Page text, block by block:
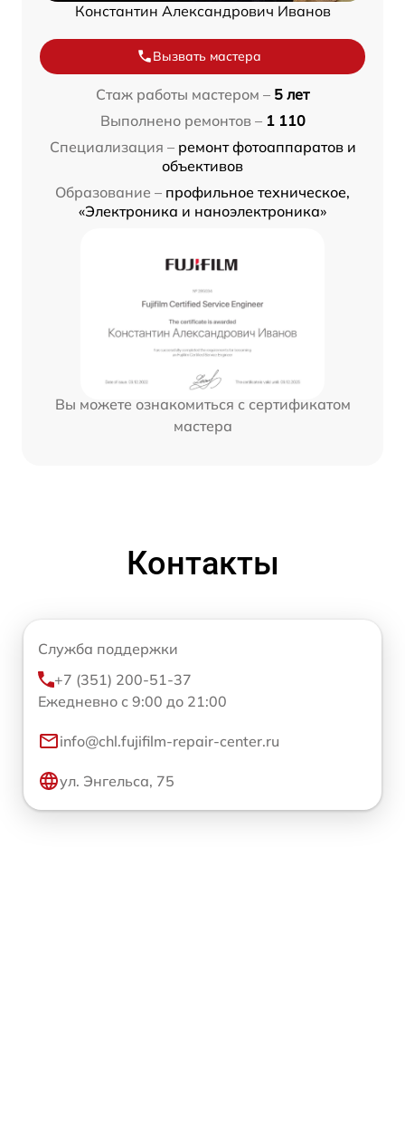
Константин Александрович Иванов
Вызвать мастера
Стаж работы мастером – 5 лет
Выполнено ремонтов – 1 110
Специализация – ремонт фотоаппаратов и
объективов
Образование – профильное техническое,
«Электроника и наноэлектроника»
Вы можете ознакомиться с сертификатом
мастера
Контакты
Служба поддержки
+7 (351) 200-51-37
Ежедневно с 9:00 до 21:00
info@chl.fujifilm-repair-center.ru
ул. Энгельса, 75